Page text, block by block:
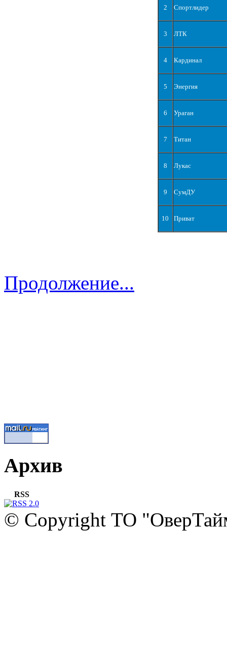
2 Спортлидер
3 ЛТК
4 Кардинал
5 Энергия
6 Ураган
7 Титан
8 Лукас
9 СумДУ
10 Приват
Продолжение...
Архив
RSS
© Copyright ТО